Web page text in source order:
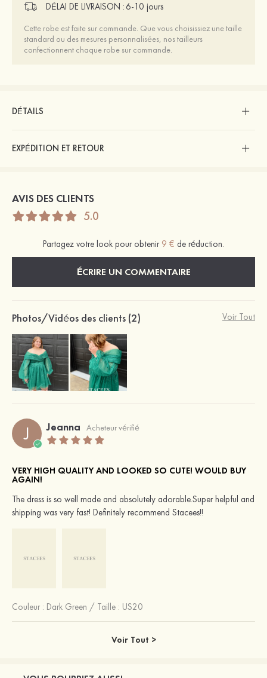
DÉLAI DE LIVRAISON : 6-10 jours
Cette robe est faite sur commande. Que vous choisissiez une taille
standard ou des mesures personnalisées, nos tailleurs
confectionnent chaque robe sur commande.
DÉTAILS
EXPÉDITION ET RETOUR
AVIS DES CLIENTS
5.0
Partagez votre look pour obtenir 9 € de réduction.
ÉCRIRE UN COMMENTAIRE
Photos/Vidéos des clients (2) Voir Tout
J Jeanna Acheteur vérifié
VERY HIGH QUALITY AND LOOKED SO CUTE! WOULD BUY
AGAIN!
The dress is so well made and absolutely adorable.Super helpful and
shipping was very fast! Definitely recommend Stacees!!
Couleur : Dark Green / Taille : US20
Voir Tout >